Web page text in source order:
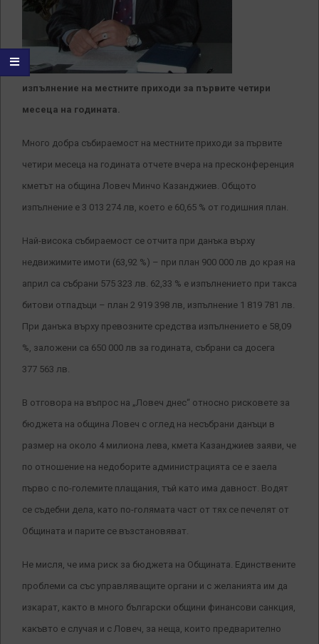
изпълнение на местните приходи за първите четири
месеца на годината.
Много добра събираемост на местните приходи за първите
четири месеца на годината отчете вчера на пресконференция
кметът на община Ловеч Минчо Казанджиев. Общото
изпълнение е 3 013 274 лв, което е 60,65 % от годишния план.
Най-висока събираемост се отчита при данъка върху
недвижимите имоти (63,92 %) – при план 900 000 лв до края на
април са събрани 575 323 лв. 62,33 % е изпълнението при такса
битови отпадъци – план 2 919 398 лв, изпълнение 1 819 781 лв.
При данъка върху превозните средства изпълнението е 58,09
%, заложени са 650 000 лв за годината, събрани са досега
377 563 лв.
В отговора на въпрос на „Ловеч днес“ относно рисковете за
бюджета на община Ловеч с оглед на несъбрани данъци в
размер на около 4 милиона лева, кмета Казанджиев заяви, че
по отношение на недоборите администрацията се е заела
първо с по-големите плащания, тъй като има давност. Водят
се съдебни дела, като по-голямата част от тях се печелят от
Общината и парите се възстановяват.
Не мисля, че има риск за бюджета на Общината. Единствените
проблеми са със управляващите органи и с желанията им да
изкарат, както в много български общини финансови санкция,
какъвто е случая и с Ловеч, за неща, които предварително